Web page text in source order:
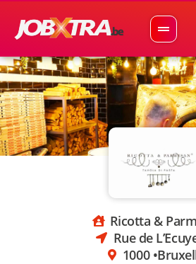
Ricotta &
Rue de
1000 •